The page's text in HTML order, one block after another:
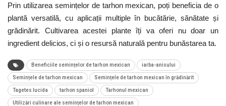
Prin utilizarea semințelor de tarhon mexican, poți beneficia de o
plantă versatilă, cu aplicații multiple în bucătărie, sănătate și
grădinărit. Cultivarea acestei plante îți va oferi nu doar un
ingredient delicios, ci și o resursă naturală pentru bunăstarea ta.
Beneficiile semințelor de tarhon mexican iarba-anisului
Semințele de tarhon mexican Semințele de tarhon mexican în grădinărit
Tagetes lucida tarhon spaniol Tarhonul mexican
Utilizări culinare ale semințelor de tarhon mexican